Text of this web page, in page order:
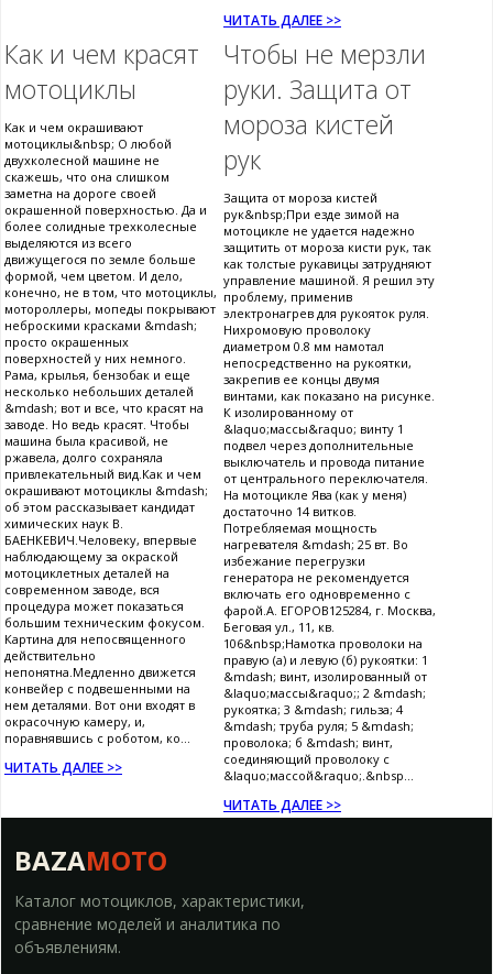
ЧИТАТЬ ДАЛЕЕ >>
Как и чем красят
мотоциклы
Как и чем окрашивают
мотоциклы&nbsp; О любой
двухколесной машине не
скажешь, что она слишком
заметна на дороге своей
окрашенной поверхностью. Да и
более солидные трехколесные
выделяются из всего
движущегося по земле больше
формой, чем цветом. И дело,
конечно, не в том, что мотоциклы,
мотороллеры, мопеды покрывают
неброскими красками &mdash;
просто окрашенных
поверхностей у них немного.
Рама, крылья, бензобак и еще
несколько небольших деталей
&mdash; вот и все, что красят на
заводе. Но ведь красят. Чтобы
машина была красивой, не
ржавела, долго сохраняла
привлекательный вид.Как и чем
окрашивают мотоциклы &mdash;
об этом рассказывает кандидат
химических наук В.
БАЕНКЕВИЧ.Человеку, впервые
наблюдающему за окраской
мотоциклетных деталей на
современном заводе, вся
процедура может показаться
большим техническим фокусом.
Картина для непосвященного
действительно
непонятна.Медленно движется
конвейер с подвешенными на
нем деталями. Вот они входят в
окрасочную камеру, и,
поравнявшись с роботом, ко...
ЧИТАТЬ ДАЛЕЕ >>
Чтобы не мерзли
руки. Защита от
мороза кистей
рук
Защита от мороза кистей
рук&nbsp;При езде зимой на
мотоцикле не удается надежно
защитить от мороза кисти рук, так
как толстые рукавицы затрудняют
управление машиной. Я решил эту
проблему, применив
электронагрев для рукояток руля.
Нихромовую проволоку
диаметром 0.8 мм намотал
непосредственно на рукоятки,
закрепив ее концы двумя
винтами, как показано на рисунке.
К изолированному от
&laquo;массы&raquo; винту 1
подвел через дополнительные
выключатель и провода питание
от центрального переключателя.
На мотоцикле Ява (как у меня)
достаточно 14 витков.
Потребляемая мощность
нагревателя &mdash; 25 вт. Во
избежание перегрузки
генератора не рекомендуется
включать его одновременно с
фарой.А. ЕГОРОВ125284, г. Москва,
Беговая ул., 11, кв.
106&nbsp;Намотка проволоки на
правую (а) и левую (б) рукоятки: 1
&mdash; винт, изолированный от
&laquo;массы&raquo;; 2 &mdash;
рукоятка; 3 &mdash; гильза; 4
&mdash; труба руля; 5 &mdash;
проволока; б &mdash; винт,
соединяющий проволоку с
&laquo;массой&raquo;.&nbsp...
ЧИТАТЬ ДАЛЕЕ >>
BAZAMOTO
Каталог мотоциклов, характеристики,
сравнение моделей и аналитика по
объявлениям.